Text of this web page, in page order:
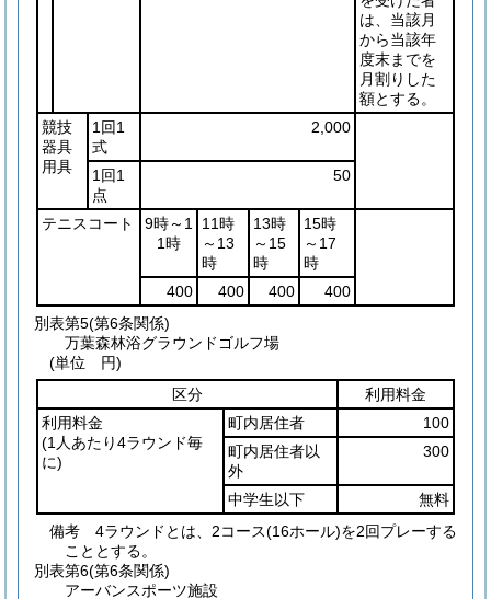
は、当該月
から当該年
度末までを
月割りした
額とする。
競技
器具
用具
1回1
式
2,000
1回1
点
50
テニスコート
9時～1
1時
11時
～13
時
13時
～15
時
15時
～17
時
400
400 400
400
別表第5(第6条関係)
万葉森林浴グラウンドゴルフ場
(単位 円)
区分
利用料金
利用料金
(1人あたり4ラウンド毎
に)
町内居住者
100
町内居住者以
外
300
中学生以下
無料
備考 4ラウンドとは、2コース(16ホール)を2回プレーする
こととする。
別表第6(第6条関係)
アーバンスポーツ施設